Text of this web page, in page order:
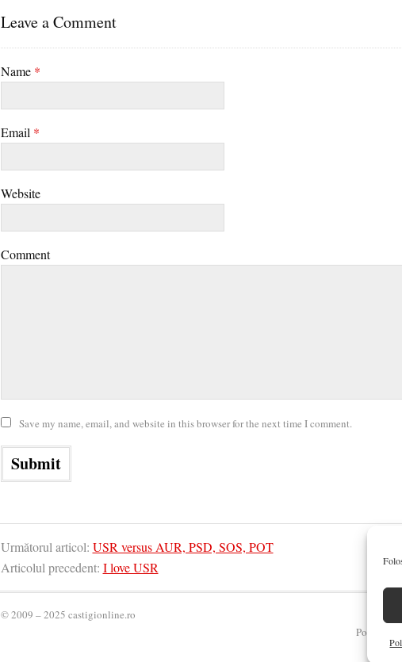
Leave a Comment
Name *
Email *
Website
Comment
Save my name, email, and website in this browser for the next time I comment.
Următorul articol: USR versus AUR, PSD, SOS, POT
Articolul precedent: I love USR
© 2009 – 2025 castigionline.ro
Politica de